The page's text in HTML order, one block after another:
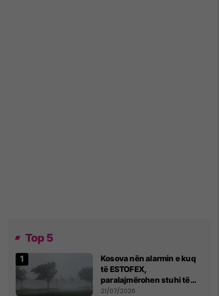
Top 5
Kosova nën alarmin e kuq
të ESTOFEX,
paralajmërohen stuhi të
fuqishme me breshër dhe
21/07/2026